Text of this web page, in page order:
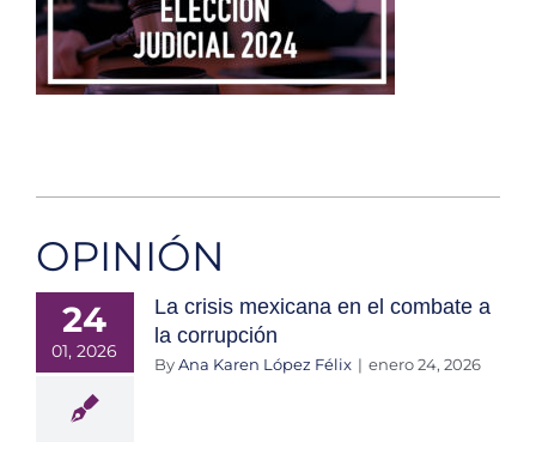
OPINIÓN
24
01, 2026
La crisis mexicana en el combate a
la corrupción
ByAna Karen López Félix | enero 24, 2026